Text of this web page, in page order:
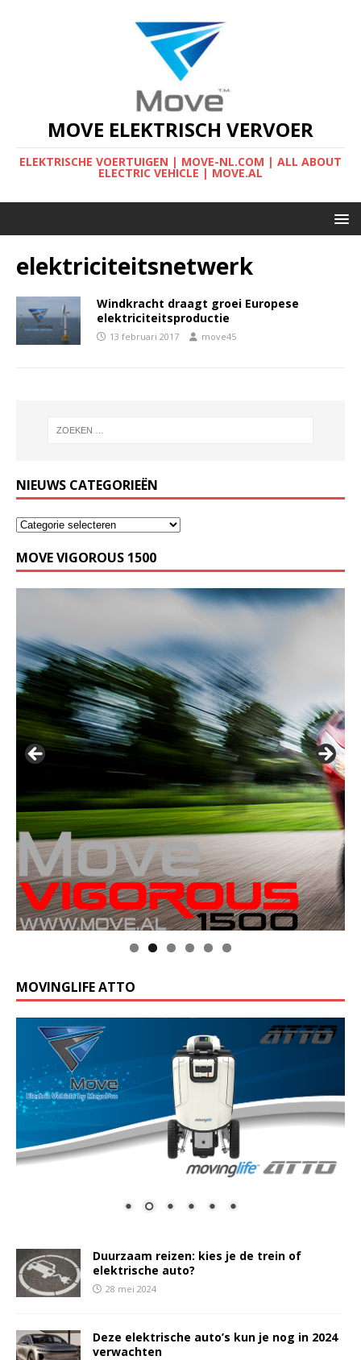
MOVE ELEKTRISCH VERVOER
ELEKTRISCHE VOERTUIGEN | MOVE-NL.COM | ALL ABOUT
ELECTRIC VEHICLE | MOVE.AL
elektriciteitsnetwerk
Windkracht draagt groei Europese
elektriciteitsproductie
13 februari 2017 move45
NIEUWS CATEGORIEËN
MOVE VIGOROUS 1500
MOVINGLIFE ATTO
Duurzaam reizen: kies je de trein of
elektrische auto?
28 mei 2024
Deze elektrische auto’s kun je nog in 2024
verwachten